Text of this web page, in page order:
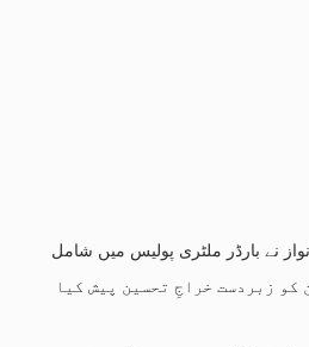
نے بارڈر ملٹری پولیس میں شامل
خواتین کو زبردست خراجِ تحسین پیش کیا